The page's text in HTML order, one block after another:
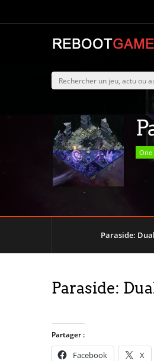
One
Paraside:
Paraside:
Partager :
Facebook X